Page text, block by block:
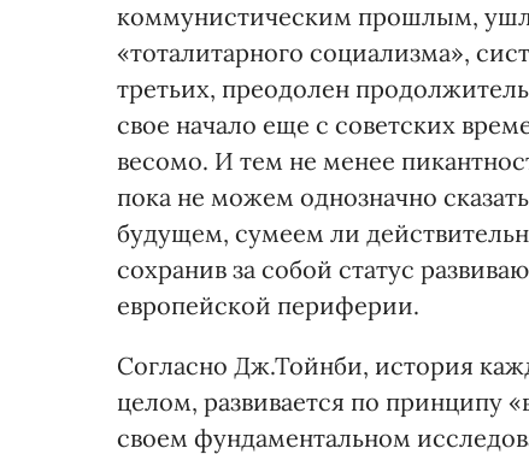
коммунистическим прошлым,
«тоталитарного социализма»,
третьих, преодолен
свое начало еще с советских
весомо. И тем не менее
пока не можем однозначно
будущем, сумеем ли
сохранив за собой статус
европейской периферии.
Согласно Дж.Тойнби, история
целом, развивается по принципу
своем фундаментальном